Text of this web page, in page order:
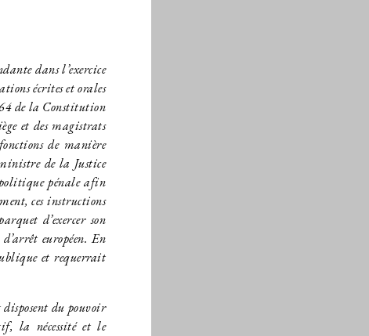
dans l’exercice
écrites et orales
64 de la Constitution
et des magistrats
de manière
de la Justice
pénale afin
ces instructions
d’exercer son
européen. En
et requerrait
du pouvoir
la nécessité et le